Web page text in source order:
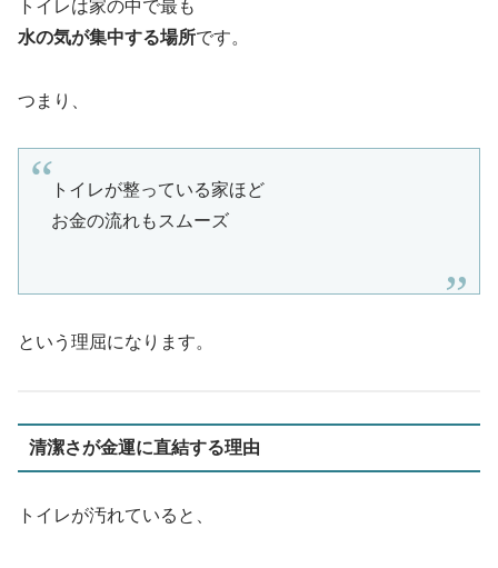
トイレは家の中で最も
水の気が集中する場所です。
つまり、
トイレが整っている家ほど
お金の流れもスムーズ
という理屈になります。
清潔さが金運に直結する理由
トイレが汚れていると、